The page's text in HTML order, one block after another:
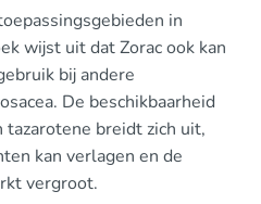
in
wijst uit dat Zorac ook kan
bij andere
De beschikbaarheid
tazarotene breidt zich uit,
kan verlagen en de
vergroot.